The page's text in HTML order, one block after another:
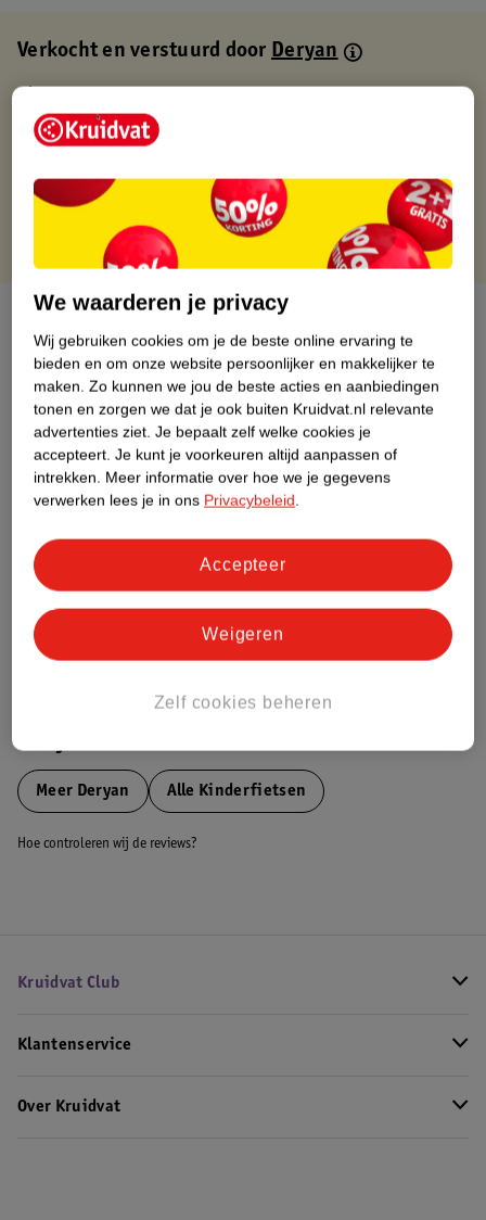
Verkocht en verstuurd doorDeryan
Gratis thuisbezorgd
Gratis retourneren via verkooppartner.
Gratis punten met je Kruidvat kaart
Over dit product
Productinformatie
Etiketinformatie
Nature Impact Score
Meer informatie
Bestel & Bezorginformatie
Bekijk ook
Meer Deryan Alle Kinderfietsen
Hoe controleren wij de reviews?
Kruidvat Club
Klantenservice
Over Kruidvat
We waarderen je privacy
Wij gebruiken cookies om je de beste online ervaring te
bieden en om onze website persoonlijker en makkelijker te
maken. Zo kunnen we jou de beste acties en aanbiedingen
tonen en zorgen we dat je ook buiten Kruidvat.nl relevante
advertenties ziet. Je bepaalt zelf welke cookies je
accepteert. Je kunt je voorkeuren altijd aanpassen of
intrekken. Meer informatie over hoe we je gegevens
verwerken lees je in ons Privacybeleid.
Zelf cookies beheren
Weigeren
Accepteer